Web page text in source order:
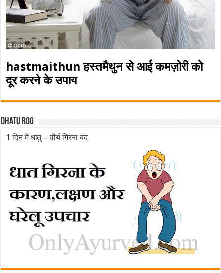
hastmaithun हस्तमैथुन से आई कमज़ोरी को
दूर करने के उपाय
Dhatu rog
1 दिन में धातु – वीर्य गिरना बंद